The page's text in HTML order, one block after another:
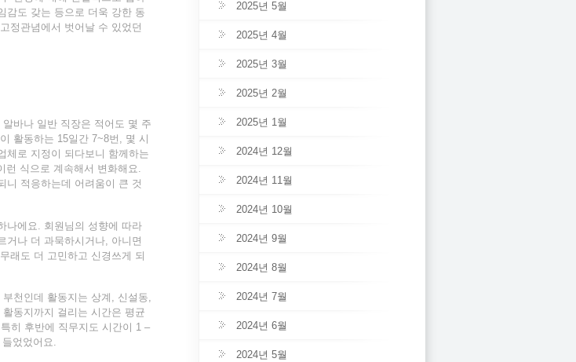
감도 갖는 등으로 더욱 강한 동
정관념에서 벗어날 수 있었던
바나 일반 직장은 적어도 몇 주
활동하는 15일간 7~8번, 몇 시
체로 지정이 되다보니 함께하는
식으로 계속해서 변화해요.
니 적응하는데 어려움이 큰 것
나에요. 회원님의 성향에 따라
거나 더 과묵하시거나, 아니면
래도 더 고민하고 신경쓰게 되
천인데 활동지는 상계, 신설동,
동지까지 걸리는 시간은 평균
히 후반에 직무지도 시간이 1 –
었었어요.
2025년 5월
2025년 4월
2025년 3월
2025년 2월
2025년 1월
2024년 12월
2024년 11월
2024년 10월
2024년 9월
2024년 8월
2024년 7월
2024년 6월
2024년 5월